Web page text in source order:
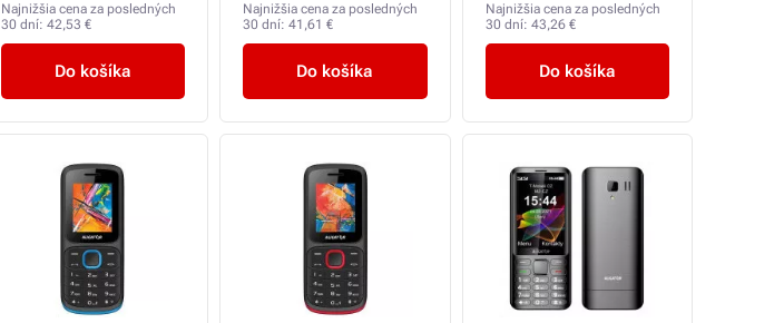
Najnižšia cena za posledných
30 dní: 42,53 €
Do košíka
Najnižšia cena za posledných
30 dní: 41,61 €
Do košíka
Najnižšia cena za posledných
30 dní: 43,26 €
Do košíka